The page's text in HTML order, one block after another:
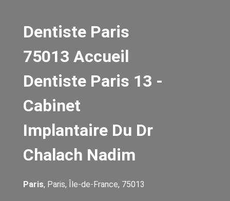
Dentiste Paris
75013 Accueil
Dentiste Paris 13 -
Cabinet
Implantaire Du Dr
Chalach Nadim
Paris, Paris, Île-de-France, 75013